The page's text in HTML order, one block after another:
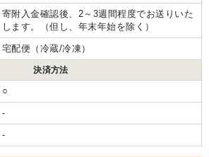
寄附入金確認後、2～3週間程度でお送りいた
します。（但し、年末年始を除く）
宅配便（冷蔵/冷凍）
決済方法
○
-
-